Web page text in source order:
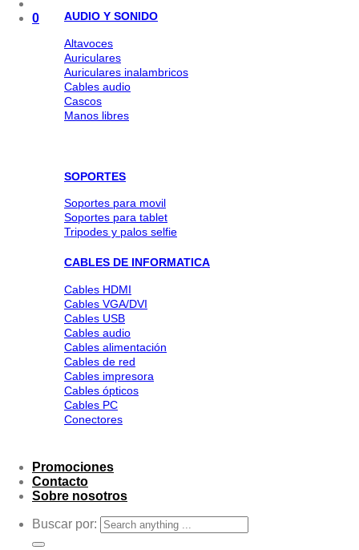
0 AUDIO Y SONIDO
Altavoces
Auriculares
Auriculares inalambricos
Cables audio
Cascos
Manos libres
SOPORTES
Soportes para movil
Soportes para tablet
Tripodes y palos selfie
CABLES DE INFORMATICA
Cables HDMI
Cables VGA/DVI
Cables USB
Cables audio
Cables alimentación
Cables de red
Cables impresora
Cables ópticos
Cables PC
Conectores
Promociones
Contacto
Sobre nosotros
Buscar por: